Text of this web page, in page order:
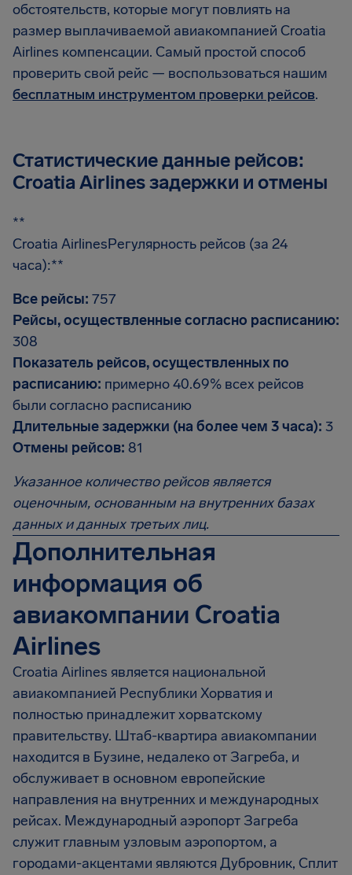
обстоятельств, которые могут повлиять на
размер выплачиваемой авиакомпанией Croatia
Airlines компенсации. Самый простой способ
проверить свой рейс — воспользоваться нашим
бесплатным инструментом проверки рейсов.
Статистические данные рейсов:
Croatia Airlines задержки и отмены
**
Croatia AirlinesРегулярность рейсов (за 24
часа):**
Все рейсы: 757
Рейсы, осуществленные согласно расписанию:
308
Показатель рейсов, осуществленных по
расписанию: примерно 40.69% всех рейсов
были согласно расписанию
Длительные задержки (на более чем 3 часа): 3
Отмены рейсов: 81
Указанное количество рейсов является
оценочным, основанным на внутренних базах
данных и данных третьих лиц.
Дополнительная
информация об
авиакомпании Croatia
Airlines
Croatia Airlines является национальной
авиакомпанией Республики Хорватия и
полностью принадлежит хорватскому
правительству. Штаб-квартира авиакомпании
находится в Бузине, недалеко от Загреба, и
обслуживает в основном европейские
направления на внутренних и международных
рейсах. Международный аэропорт Загреба
служит главным узловым аэропортом, а
городами-акцентами являются Дубровник, Сплит